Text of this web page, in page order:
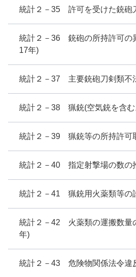
統計２－35 許可を受けた銃砲
統計２－36 銃砲の所持許可の
17年)
統計２－37 主要銃砲刀剣類不
統計２－38 猟銃(空気銃を含む
統計２－39 猟銃等の所持許可
統計２－40 指定射撃場の数の
統計２－41 猟銃用火薬類等の
統計２－42 火薬類の運搬数量
年)
統計２－43 危険物関係法令違